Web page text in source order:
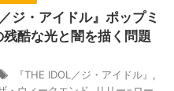
ジ・アイドル』ポップミ
残酷な光と闇を描く問題
『THE IDOL／ジ・アイドル』